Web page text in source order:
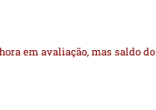
em avaliação, mas saldo